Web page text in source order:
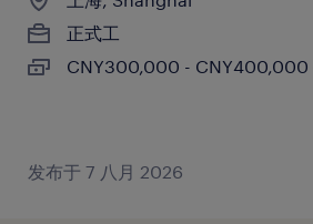
正式工
CNY300,000 - CNY400,000
发布于 7 八月 2026